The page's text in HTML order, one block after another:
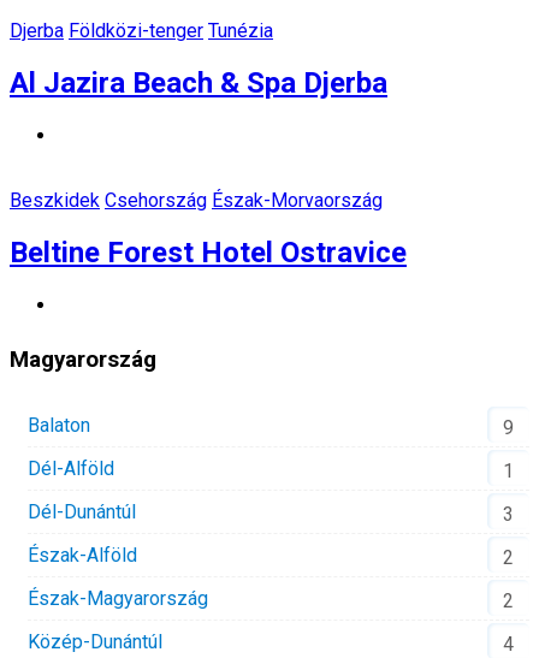
Djerba Földközi-tenger Tunézia
Al Jazira Beach & Spa Djerba
Beszkidek Csehország Észak-Morvaország
Beltine Forest Hotel Ostravice
Magyarország
Balaton
9
Dél-Alföld
1
Dél-Dunántúl
3
Észak-Alföld
2
Észak-Magyarország
2
Közép-Dunántúl
4